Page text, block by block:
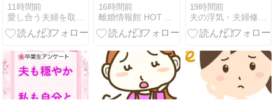
がポジティブ
夫を支えてい
る！？
11時間前
愛し合う夫婦を取り戻す！夫婦仲改善カウンセリング
う書く？正し
く記載するた
めのルールや
体？
16時間前
離婚情報館 HOT NAVI
た初のグルコ
ン
19時間前
夫の浮気・夫婦修復カウンセリング